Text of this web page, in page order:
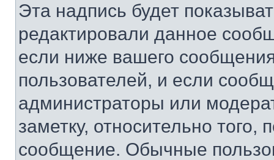
Эта надпись будет
редактировали данное
если ниже вашего
пользователей, и если
администраторы или
заметку, относительно
сообщение. Обычные